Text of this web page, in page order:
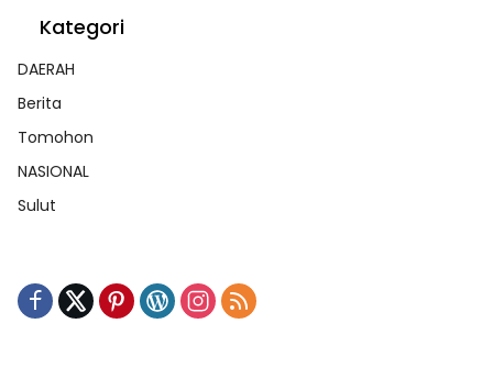
Kategori
DAERAH
Berita
Tomohon
NASIONAL
Sulut